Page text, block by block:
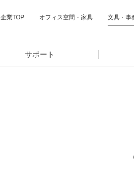
企業TOP オフィス空間・家具 文具・事
サポート